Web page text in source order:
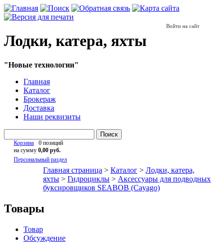
Войти на сайт
Лодки, катера, яхты
"Новые технологии"
Главная
Каталог
Брокераж
Доставка
Наши реквизиты
Поиск
Корзина
0 позиций
на сумму 0,00 руб.
Персональный раздел
Главная страница > Каталог > Лодки, катера,
яхты > Гидроциклы > Аксессуары для подводных
буксировщиков SEABOB (Cayago)
Товары
Товар
Обсуждение